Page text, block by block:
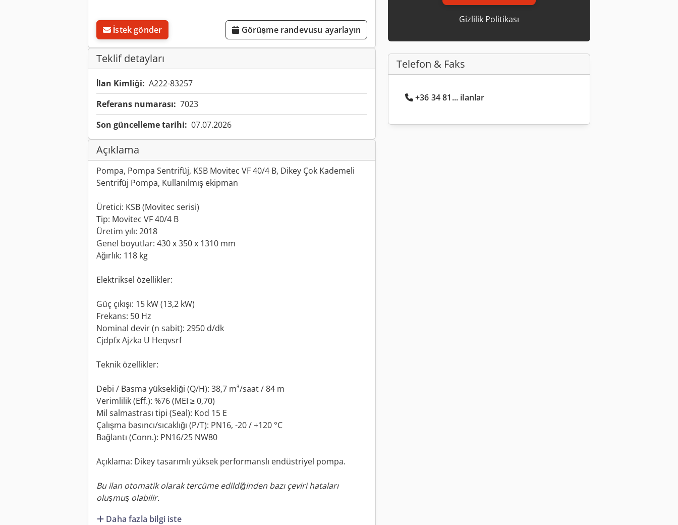
İstek gönder Görüşme randevusu ayarlayın
Teklif detayları
İlan Kimliği: A222-83257
Referans numarası: 7023
Son güncelleme tarihi: 07.07.2026
Açıklama
Pompa, Pompa Sentrifüj, KSB Movitec VF 40/4 B, Dikey Çok Kademeli
Sentrifüj Pompa, Kullanılmış ekipman
Üretici: KSB (Movitec serisi)
Tip: Movitec VF 40/4 B
Üretim yılı: 2018
Genel boyutlar: 430 x 350 x 1310 mm
Ağırlık: 118 kg
Elektriksel özellikler:
Güç çıkışı: 15 kW (13,2 kW)
Frekans: 50 Hz
Nominal devir (n sabit): 2950 d/dk
Cjdpfx Ajzka U Heqvsrf
Teknik özellikler:
Debi / Basma yüksekliği (Q/H): 38,7 m³/saat / 84 m
Verimlilik (Eff.): %76 (MEI ≥ 0,70)
Mil salmastrası tipi (Seal): Kod 15 E
Çalışma basıncı/sıcaklığı (P/T): PN16, -20 / +120 °C
Bağlantı (Conn.): PN16/25 NW80
Açıklama: Dikey tasarımlı yüksek performanslı endüstriyel pompa.
Bu ilan otomatik olarak tercüme edildiğinden bazı çeviri hataları
oluşmuş olabilir.
Daha fazla bilgi iste
Gizlilik Politikası
Telefon & Faks
+36 34 81... ilanlar